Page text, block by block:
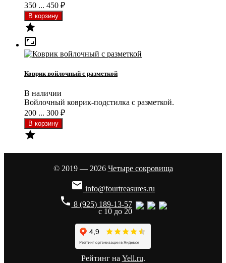
350 ... 450 ₽


Коврик войлочный с разметкой
В наличии
Войлочный коврик-подстилка с разметкой.
200 ... 300 ₽

© 2019 — 2026 Четыре сокровища
 info@fourtreasures.ru
phone 8 (925) 189-13-57
с 10 до 20
Рейтинг на Yell.ru.